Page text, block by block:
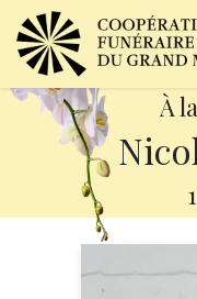
À